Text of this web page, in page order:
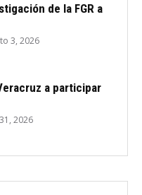
de la FGR a
3, 2026
a participar
2026